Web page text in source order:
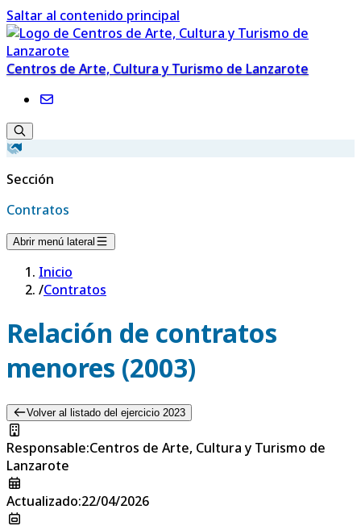
Saltar al contenido principal
Centros de Arte, Cultura y Turismo de Lanzarote
Sección
Contratos
Abrir menú lateral
Inicio
/Contratos
Relación de contratos
menores (2003)
Volver al listado del ejercicio 2023
Responsable:Centros de Arte, Cultura y Turismo de
Lanzarote
Actualizado:22/04/2026